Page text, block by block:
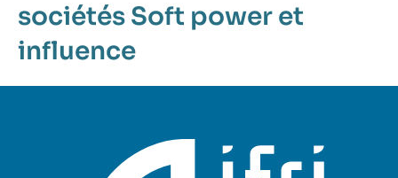
sociétés Soft power et
influence